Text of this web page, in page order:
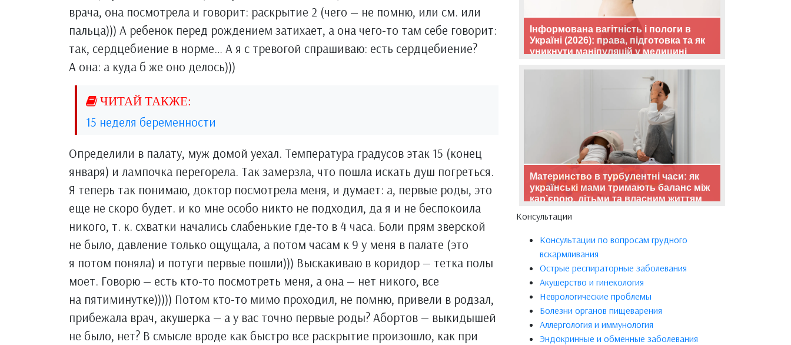
врача, она посмотрела и говорит: раскрытие 2 (чего — не помню, или см. или
пальца))) А ребенок перед рождением затихает, а она чего-то там себе говорит:
так, сердцебиение в норме… А я с тревогой спрашиваю: есть сердцебиение?
А она: а куда б же оно делось)))
15 неделя беременности
Определили в палату, муж домой уехал. Температура градусов этак 15 (конец
января) и лампочка перегорела. Так замерзла, что пошла искать душ погреться.
Я теперь так понимаю, доктор посмотрела меня, и думает: а, первые роды, это
еще не скоро будет. и ко мне особо никто не подходил, да я и не беспокоила
никого, т. к. схватки начались слабенькие где-то в 4 часа. Боли прям зверской
не было, давление только ощущала, а потом часам к 9 у меня в палате (это
я потом поняла) и потуги первые пошли))) Выскакиваю в коридор — тетка полы
моет. Говорю — есть кто-то посмотреть меня, а она — нет никого, все
на пятиминутке))))) Потом кто-то мимо проходил, не помню, привели в родзал,
прибежала врач, акушерка — а у вас точно первые роды? Абортов — выкидышей
не было, нет? В смысле вроде как быстро все раскрытие произошло, как при
Інформована вагітність і пологи в
Україні (2026): права, підготовка та як
уникнути маніпуляцій у медицині
Материнство в турбулентні часи: як
українські мами тримають баланс між
кар’єрою, дітьми та власним життям
Консультации
Консультации по вопросам грудного
вскармливания
Острые респираторные заболевания
Акушерство и гинекология
Неврологические проблемы
Болезни органов пищеварения
Аллергология и иммунология
Эндокринные и обменные заболевания